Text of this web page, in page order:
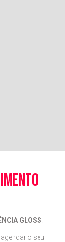
GLOSS
o seu